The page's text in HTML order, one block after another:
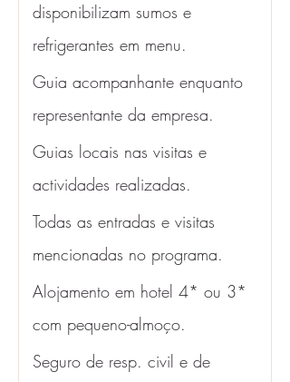
disponibilizam sumos e
refrigerantes em menu.
Guia acompanhante enquanto
representante da empresa.
Guias locais nas visitas e
actividades realizadas.
Todas as entradas e visitas
mencionadas no programa.
Alojamento em hotel 4* ou 3*
com pequeno-almoço.
Seguro de resp. civil e de